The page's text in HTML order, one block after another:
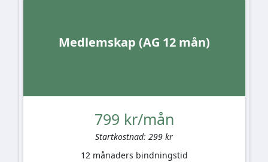
Medlemskap (AG 12 mån)
799 kr/mån
Startkostnad: 299 kr
12 månaders bindningstid